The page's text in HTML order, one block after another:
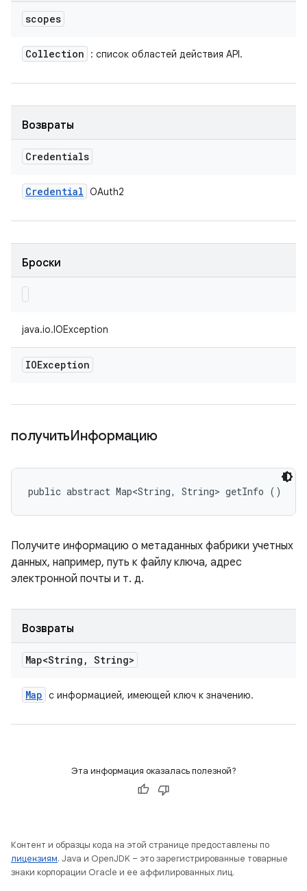
scopes
Collection : список областей действия API.
Возвраты
Credentials
Credential OAuth2
Броски
java.io.IOException
IOException
получитьИнформацию
public abstract Map<String, String> getInfo ()
Получите информацию о метаданных фабрики учетных
данных, например, путь к файлу ключа, адрес
электронной почты и т. д.
Возвраты
Map<String , String>
Map с информацией, имеющей ключ к значению.
Эта информация оказалась полезной?
Контент и образцы кода на этой странице предоставлены по
лицензиям. Java и OpenJDK – это зарегистрированные товарные
знаки корпорации Oracle и ее аффилированных лиц.